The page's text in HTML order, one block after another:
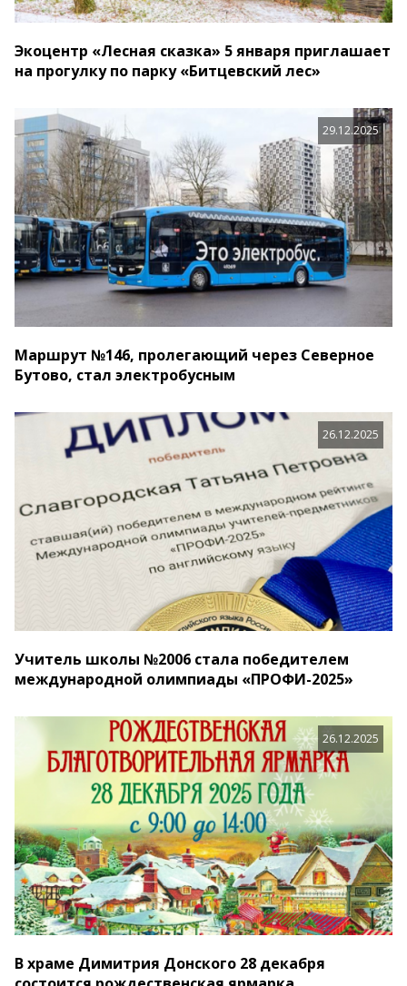
Экоцентр «Лесная сказка» 5 января приглашает
на прогулку по парку «Битцевский лес»
29.12.2025
Маршрут №146, пролегающий через Северное
Бутово, стал электробусным
26.12.2025
Учитель школы №2006 стала победителем
международной олимпиады «ПРОФИ-2025»
26.12.2025
В храме Димитрия Донского 28 декабря